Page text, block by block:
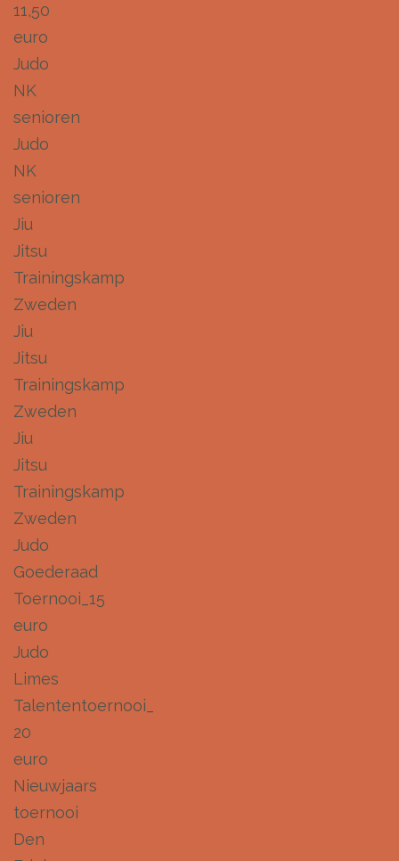
11,50
euro
Judo
NK
senioren
Judo
NK
senioren
Jiu
Jitsu
Trainingskamp
Zweden
Jiu
Jitsu
Trainingskamp
Zweden
Jiu
Jitsu
Trainingskamp
Zweden
Judo
Goederaad
Toernooi_15
euro
Judo
Limes
Talententoernooi_
20
euro
Nieuwjaars
toernooi
Den